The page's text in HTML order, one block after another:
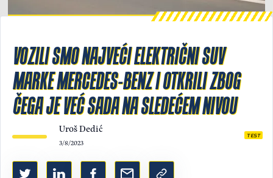
Light/Dark mode
VOZILI SMO NAJVEĆI ELEKTRIČNI SUV
MARKE MERCEDES-BENZ I OTKRILI ZBOG
ČEGA JE VEĆ SADA NA SLEDEĆEM NIVOU
Uroš Dedić
3/8/2023
TEST